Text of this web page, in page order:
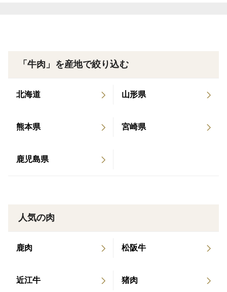
「牛肉」を産地で絞り込む
北海道 山形県
熊本県 宮崎県
鹿児島県
人気の肉
鹿肉 松阪牛
近江牛 猪肉